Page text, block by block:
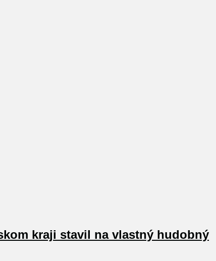
kraji stavil na vlastný hudobný